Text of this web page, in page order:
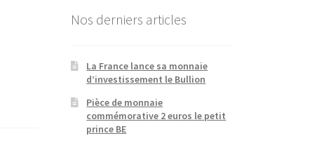
Nos derniers articles
La France lance sa monnaie
d’investissement le Bullion
Pièce de monnaie
commémorative 2 euros le petit
prince BE